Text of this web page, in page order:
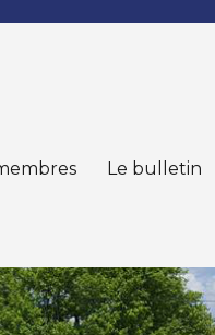
Le bulletin